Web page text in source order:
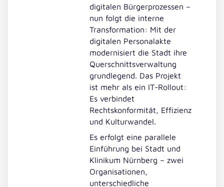
digitalen Bürgerprozessen –
nun folgt die interne
Transformation: Mit der
digitalen Personalakte
modernisiert die Stadt ihre
Querschnittsverwaltung
grundlegend. Das Projekt
ist mehr als ein IT-Rollout:
Es verbindet
Rechtskonformität, Effizienz
und Kulturwandel.
Es erfolgt eine parallele
Einführung bei Stadt und
Klinikum Nürnberg – zwei
Organisationen,
unterschiedliche